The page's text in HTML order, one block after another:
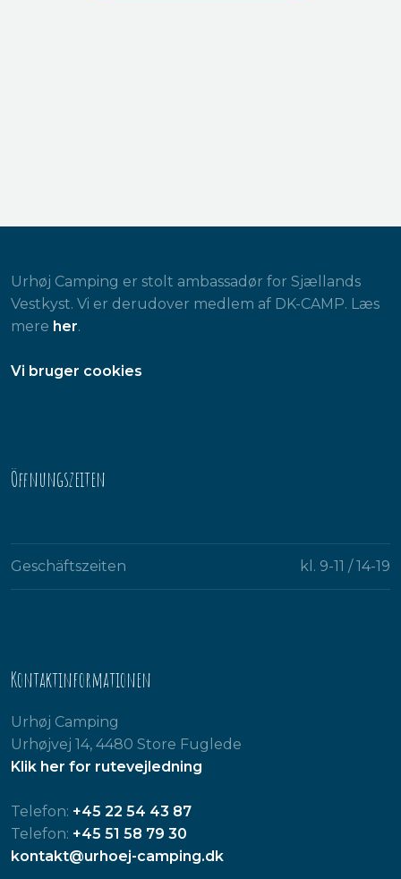
Urhøj Camping er stolt ambassadør for Sjællands
Vestkyst. Vi er derudover medlem af DK-CAMP. Læs
mere her.
​Vi bruger cookies
​Öffnungszeiten
Geschäftszeiten kl. 9-11 / 14-19​
Kontaktinformationen
Urhøj Camping
Urhøjvej 14, 4480 Store Fuglede
Klik her for rutevejledning
Telefon: +45 22 54 43 87
Telefon: +45 51 58 79 30
kontakt@urhoej-camping.dk